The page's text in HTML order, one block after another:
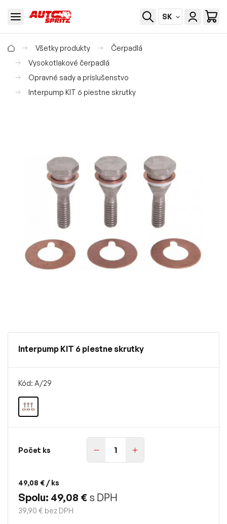
SK
Všetky produkty
Čerpadlá
Vysokotlakové čerpadlá
Opravné sady a príslušenstvo
Interpump KIT 6 piestne skrutky
Interpump KIT 6 piestne skrutky
Kód: A/29
Počet ks
49,08 € / ks
Spolu: 49,08 € s DPH
39,90 € bez DPH